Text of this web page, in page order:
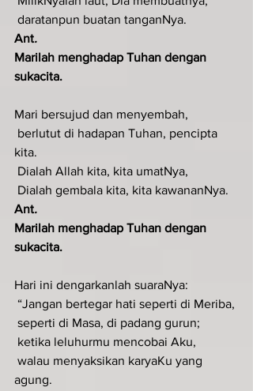
daratanpun buatan tanganNya.
Ant.
Marilah menghadap Tuhan dengan
sukacita.
Mari bersujud dan menyembah,
kita.
Dialah Allah kita, kita umatNya,
Dialah gembala kita, kita kawananNya.
Ant.
Marilah menghadap Tuhan dengan
sukacita.
Hari ini dengarkanlah suaraNya:
“Jangan bertegar hati seperti di Meriba,
seperti di Masa, di padang gurun;
ketika leluhurmu mencobai Aku,
agung.